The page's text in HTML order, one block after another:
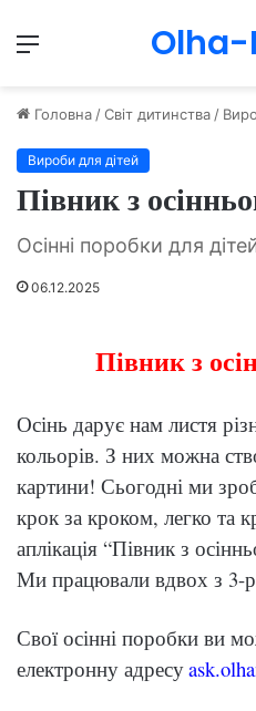
Menu
Головна /Світ дитинства /
Вироби для дітей
Півник з
Осінні поробки для
06.12.2025
Півник з
Осінь дарує нам листя
кольорів. З них можна
картини! Сьогодні ми
крок за кроком, легко та
аплікація “Півник з
Ми працювали вдвох з 3-
Свої осінні поробки ви
електронну адресу